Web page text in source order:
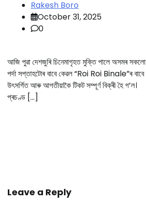
Rakesh Boro
October 31, 2025
0
আজি পুৱা দেশজুৰি চিনেমাগৃহত মুক্তি পালে অসমৰ সকলো
পৰ্দা সপ্তাহটোৰ বাবে কেৱল “Roi Roi Binale”ৰ বাবে
উৎসৰ্গিত আৰু আগতীয়াকৈ টিকট সম্পূৰ্ণ বিক্ৰী হৈ গ’ল।
প্ৰচণ্ড […]
Leave a Reply